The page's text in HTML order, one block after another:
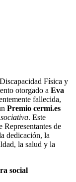
Física y
otorgado a Eva
fallecida,
Premio cermi.es
. Este
de
dedicación, la
la salud y la
social